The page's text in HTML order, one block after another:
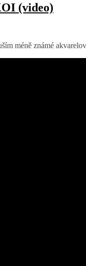
(video)
méně známé